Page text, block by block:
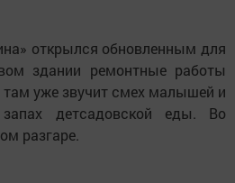
открылся обновленным для
здании ремонтные работы
уже звучит смех малышей и
детсадовской еды. Во
разгаре.